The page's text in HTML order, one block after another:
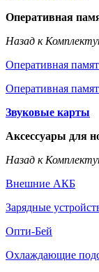
Оперативная
Назад к
Оперативная
Оперативная
Звуковые карты
Аксессуары для
Назад к
Внешние АКБ
Зарядные
Опти-Бей
Охлаждающие